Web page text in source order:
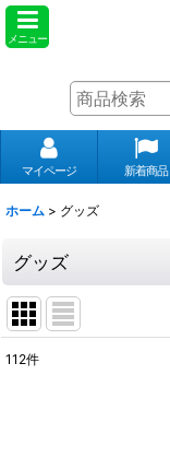
メニュー
マイページ 新着商品
ホーム > グッズ
グッズ
112件